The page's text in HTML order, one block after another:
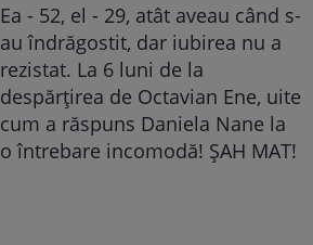
Ea - 52, el - 29, atât aveau când s-
au îndrăgostit, dar iubirea nu a
rezistat. La 6 luni de la
despărțirea de Octavian Ene, uite
cum a răspuns Daniela Nane la
o întrebare incomodă! ȘAH MAT!